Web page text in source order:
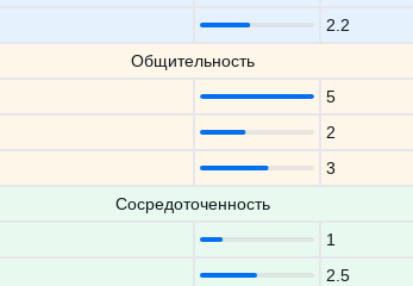
2.2
Общительность
5
2
3
Сосредоточенность
1
2.5